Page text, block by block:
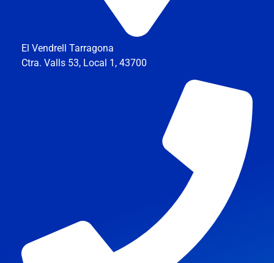
El Vendrell Tarragona
Ctra. Valls 53, Local 1, 43700